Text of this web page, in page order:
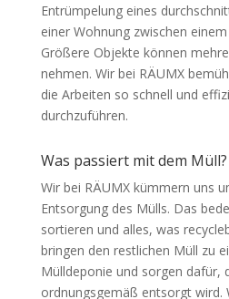
Entrümpelung eines
einer Wohnung zwischen
Größere Objekte können
nehmen. Wir bei RÄUMX
die Arbeiten so schnell und
durchzuführen.
Was passiert mit dem Müll?
Wir bei RÄUMX kümmern uns
Entsorgung des Mülls. Das
sortieren und alles, was
bringen den restlichen Müll zu
Mülldeponie und sorgen dafür,
ordnungsgemäß entsorgt wird.